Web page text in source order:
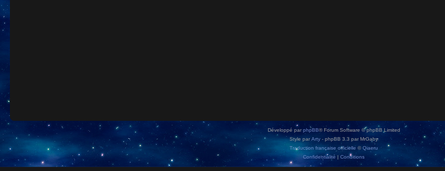
Développé parphpBB® Forum Software © phpBB Limited
Style par Arty - phpBB 3.3 par MrGaby
Traduction française officielle ©Qiaeru
Confidentialité | Conditions